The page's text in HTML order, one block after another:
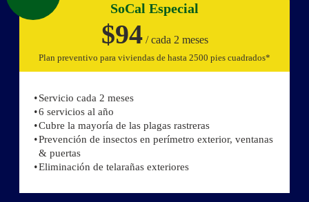
SoCal Especial
$94/ cada 2 meses
Plan preventivo para viviendas de hasta 2500 pies cuadrados*
Servicio cada 2 meses
6 servicios al año
Cubre la mayoría de las plagas rastreras
Prevención de insectos en perímetro exterior, ventanas
& puertas
Eliminación de telarañas exteriores